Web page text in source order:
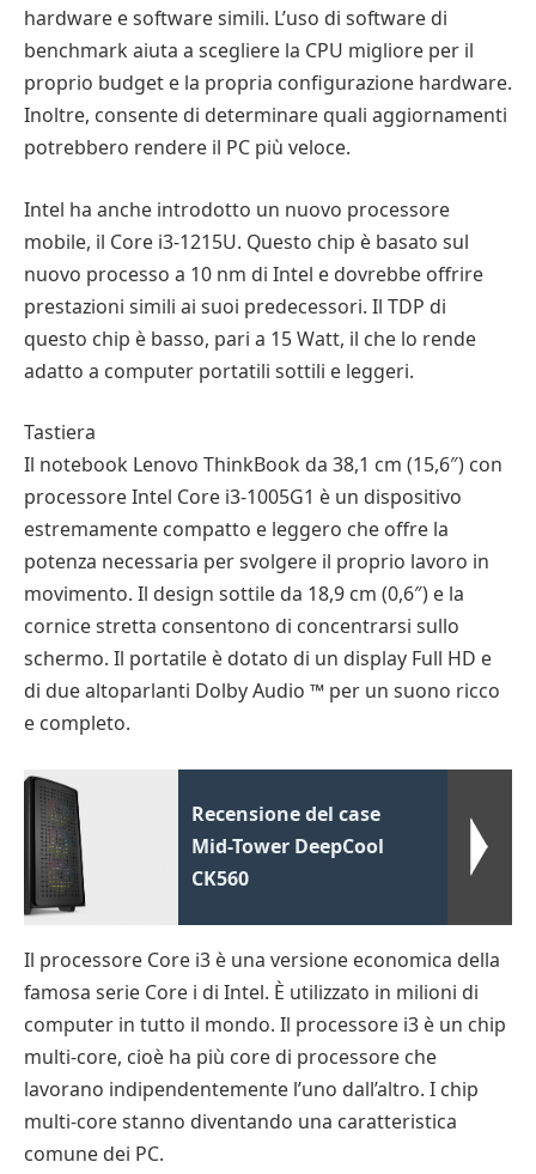
hardware e software simili. L’uso di software di
benchmark aiuta a scegliere la CPU migliore per il
proprio budget e la propria configurazione hardware.
Inoltre, consente di determinare quali aggiornamenti
potrebbero rendere il PC più veloce.
Intel ha anche introdotto un nuovo processore
mobile, il Core i3-1215U. Questo chip è basato sul
nuovo processo a 10 nm di Intel e dovrebbe offrire
prestazioni simili ai suoi predecessori. Il TDP di
questo chip è basso, pari a 15 Watt, il che lo rende
adatto a computer portatili sottili e leggeri.
Tastiera
Il notebook Lenovo ThinkBook da 38,1 cm (15,6″) con
processore Intel Core i3-1005G1 è un dispositivo
estremamente compatto e leggero che offre la
potenza necessaria per svolgere il proprio lavoro in
movimento. Il design sottile da 18,9 cm (0,6″) e la
cornice stretta consentono di concentrarsi sullo
schermo. Il portatile è dotato di un display Full HD e
di due altoparlanti Dolby Audio ™ per un suono ricco
e completo.
Recensione del case
Mid-Tower DeepCool
CK560
Il processore Core i3 è una versione economica della
famosa serie Core i di Intel. È utilizzato in milioni di
computer in tutto il mondo. Il processore i3 è un chip
multi-core, cioè ha più core di processore che
lavorano indipendentemente l’uno dall’altro. I chip
multi-core stanno diventando una caratteristica
comune dei PC.